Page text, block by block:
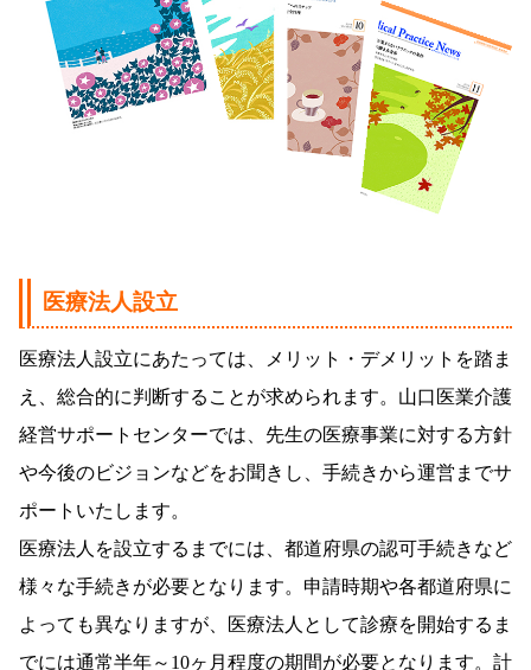
医療法人設立
医療法人設立にあたっては、メリット・デメリットを踏ま
え、総合的に判断することが求められます。山口医業介護
経営サポートセンターでは、先生の医療事業に対する方針
や今後のビジョンなどをお聞きし、手続きから運営までサ
ポートいたします。
医療法人を設立するまでには、都道府県の認可手続きなど
様々な手続きが必要となります。申請時期や各都道府県に
よっても異なりますが、医療法人として診療を開始するま
でには通常半年～10ヶ月程度の期間が必要となります。計